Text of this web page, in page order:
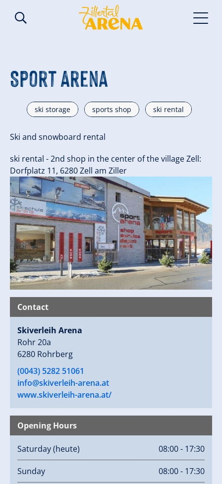
Sport Arena
ski storage sports shop ski rental
Ski and snowboard rental
ski rental - 2nd shop in the center of the village Zell:
Dorfplatz 11, 6280 Zell am Ziller
Contact
Skiverleih Arena
Rohr 20a
6280 Rohrberg
(0043) 5282 51061
info@skiverleih-arena.at
www.skiverleih-arena.at/
Opening Hours
Saturday(heute) 08:00 - 17:30
Sunday 08:00 - 17:30